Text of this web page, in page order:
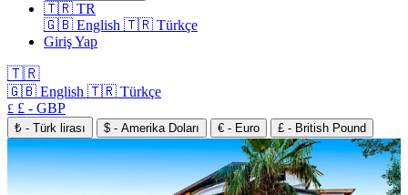
🇹🇷 TR
🇬🇧 English 🇹🇷 Türkçe
Giriş Yap
🇹🇷
🇬🇧 English 🇹🇷 Türkçe
£ £ - GBP
₺ - Türk lirası $ - Amerika Doları € - Euro £ - British Pound